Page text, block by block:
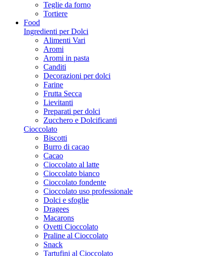
Teglie da forno
Tortiere
Food
Ingredienti per Dolci
Alimenti Vari
Aromi
Aromi in pasta
Canditi
Decorazioni per dolci
Farine
Frutta Secca
Lievitanti
Preparati per dolci
Zucchero e Dolcificanti
Cioccolato
Biscotti
Burro di cacao
Cacao
Cioccolato al latte
Cioccolato bianco
Cioccolato fondente
Cioccolato uso professionale
Dolci e sfoglie
Dragees
Macarons
Ovetti Cioccolato
Praline al Cioccolato
Snack
Tartufini al Cioccolato